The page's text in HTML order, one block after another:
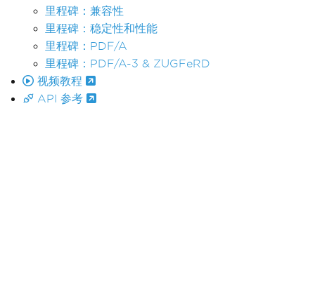
里程碑：兼容性
里程碑：稳定性和性能
里程碑：PDF/A
里程碑：PDF/A-3 & ZUGFeRD
视频教程
API 参考